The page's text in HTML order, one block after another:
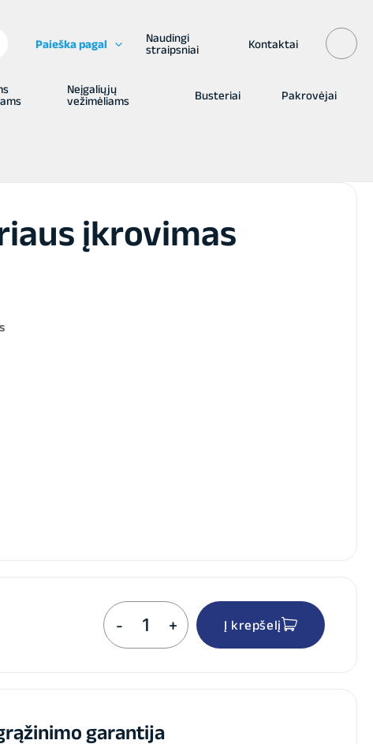
Paieška pagal
Naudingi
straipsniai
Kontaktai
Neįgaliųjų
vežimėliams
Busteriai Pakrovėjai
įkrovimas
-
produkto
kiekis:
Akumuliatoriaus
+ Į krepšelį
garantija